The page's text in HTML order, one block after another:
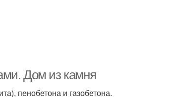
Дом из камня
пенобетона и газобетона.